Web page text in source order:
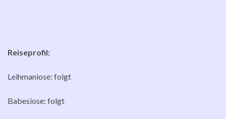
Reiseprofil:
Leihmaniose: folgt
Babesiose: folgt